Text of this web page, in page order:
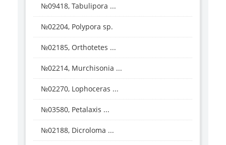
№09418, Tabulipora ...
№02204, Polypora sp.
№02185, Orthotetes ...
№02214, Murchisonia ...
№02270, Lophoceras ...
№03580, Petalaxis ...
№02188, Dicroloma ...